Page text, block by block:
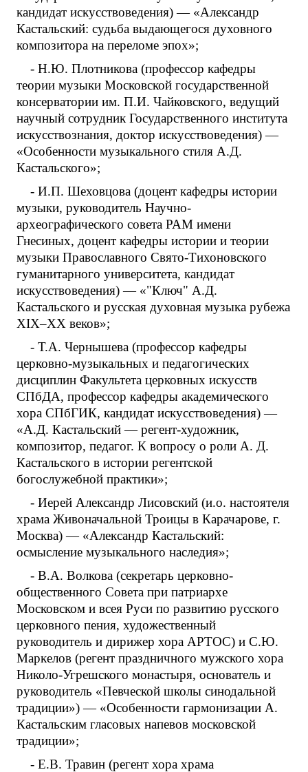
кандидат искусствоведения) — «Александр
Кастальский: судьба выдающегося духовного
композитора на переломе эпох»;
- Н.Ю. Плотникова (профессор кафедры
теории музыки Московской государственной
консерватории им. П.И. Чайковского, ведущий
научный сотрудник Государственного института
искусствознания, доктор искусствоведения) —
«Особенности музыкального стиля А.Д.
Кастальского»;
- И.П. Шеховцова (доцент кафедры истории
музыки, руководитель Научно-
археографического совета РАМ имени
Гнесиных, доцент кафедры истории и теории
музыки Православного Свято-Тихоновского
гуманитарного университета, кандидат
искусствоведения) — «"Ключ" А.Д.
Кастальского и русская духовная музыка рубежа
XIX–XX веков»;
- Т.А. Чернышева (профессор кафедры
церковно-музыкальных и педагогических
дисциплин Факультета церковных искусств
СПбДА, профессор кафедры академического
хора СПбГИК, кандидат искусствоведения) —
«А.Д. Кастальский — регент-художник,
композитор, педагог. К вопросу о роли А. Д.
Кастальского в истории регентской
богослужебной практики»;
- Иерей Александр Лисовский (и.о. настоятеля
храма Живоначальной Троицы в Карачарове, г.
Москва) — «Александр Кастальский:
осмысление музыкального наследия»;
- В.А. Волкова (секретарь церковно-
общественного Совета при патриархе
Московском и всея Руси по развитию русского
церковного пения, художественный
руководитель и дирижер хора АРТОС) и С.Ю.
Маркелов (регент праздничного мужского хора
Николо-Угрешского монастыря, основатель и
руководитель «Певческой школы синодальной
традиции») — «Особенности гармонизации А.
Кастальским гласовых напевов московской
традиции»;
- Е.В. Травин (регент хора храма